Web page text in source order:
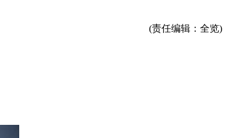
(责任编辑：全览)